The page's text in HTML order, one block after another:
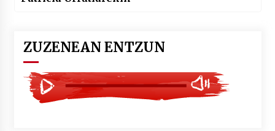
ZUZENEAN ENTZUN